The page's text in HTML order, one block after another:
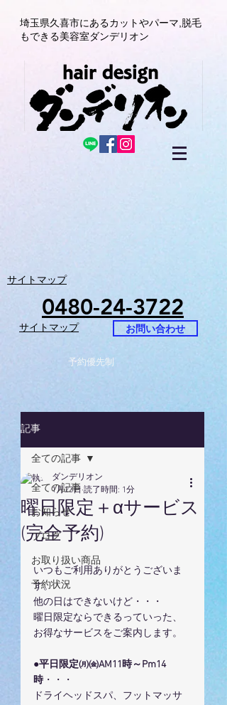
埼玉県久喜市にあるカットやパーマ, 脱毛
もできる美容室ダンデリオン
サイトマップ
0480-24-3722
サイトマップ お問い合わせ
予約優先制
記事
全ての記事
お知らせ
ブログ
お取り扱い商品
予約状況
全ての記事
曜日限定＋αサービス
(完全予約)
ダンデリオン
1月23日 読了時間: 1分
いつもご利用ありがとうございま
す。
他の日はできないけど・・・
曜日限定ならできるっていった、
お得なサービスをご案内します。
●平日限定㈪㈮AM11時～Pm14
時・・・
ドライヘッドスパ、フットマッサ